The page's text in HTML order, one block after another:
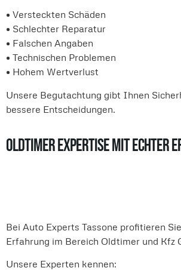
• Versteckten Schäden
• Schlechter Reparatur
• Falschen Angaben
• Technischen Problemen
• Hohem Wertverlust
Unsere Begutachtung gibt Ihnen
bessere Entscheidungen.
Oldtimer Expertise mit echter
Bei Auto Experts Tassone profitieren
Erfahrung im Bereich Oldtimer und Kfz
Unsere Experten kennen: